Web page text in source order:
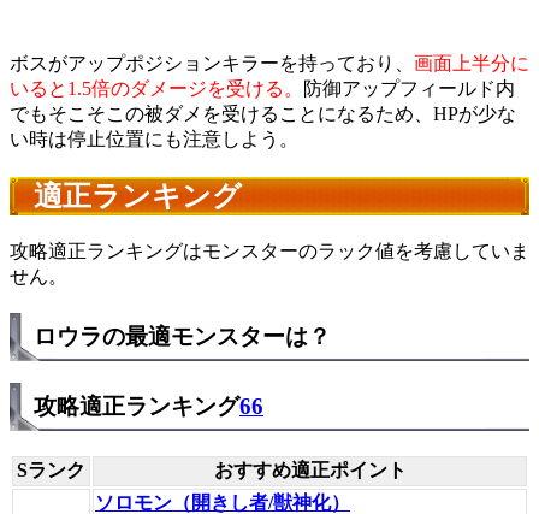
ボスがアップポジションキラーを持っており、 画面上半分に
いると1.5倍のダメージを受ける。
防御アップフィールド内
でもそこそこの被ダメを受けることになるため、HPが少な
い時は停止位置にも注意しよう。
適正ランキング
攻略適正ランキングはモンスターのラック値を考慮していま
せん。
ロウラの最適モンスターは？
攻略適正ランキング66
Sランク
おすすめ適正ポイント
ソロモン（開きし者/獣神化）